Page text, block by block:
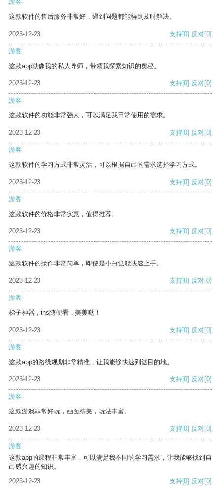
游客
这款软件的售后服务非常好，遇到问题都能得到及时解决。
2023-12-23 支持[0] 反对[0]
游客
这款app就像我的私人导师，带领我探索知识的奥秘。
2023-12-23 支持[0] 反对[0]
游客
这款软件的功能非常强大，可以满足我日常使用的需求。
2023-12-23 支持[0] 反对[0]
游客
这款软件的学习方式非常灵活，可以根据自己的需求选择学习方式。
2023-12-23 支持[0] 反对[0]
游客
这款软件的价格非常实惠，值得推荐。
2023-12-23 支持[0] 反对[0]
游客
这款软件的操作非常简单，即使是小白也能快速上手。
2023-12-23 支持[0] 反对[0]
游客
梯子神器，ins随便看，美美哒！
2023-12-23 支持[0] 反对[0]
游客
这款app的路线规划非常精准，让我能够快速到达目的地。
2023-12-23 支持[0] 反对[0]
游客
这款游戏非常好玩，画面精美，玩法丰富。
2023-12-23 支持[0] 反对[0]
游客
这款app的课程非常丰富，可以满足我不同的学习需求，让我能够找到自
己感兴趣的知识。
2023-12-23
支持[0] 反对[0]